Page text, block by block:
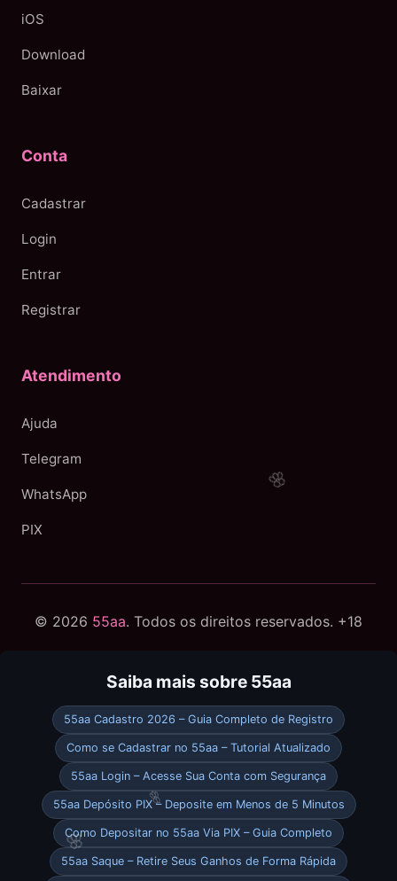
iOS
Download
Baixar
Conta
Cadastrar
Login
Entrar
Registrar
Atendimento
Ajuda
Telegram
WhatsApp
PIX
© 2026 55aa. Todos os direitos reservados. +18
Saiba mais sobre 55aa
55aa Cadastro 2026 – Guia Completo de Registro
Como se Cadastrar no 55aa – Tutorial Atualizado
55aa Login – Acesse Sua Conta com Segurança
55aa Depósito PIX – Deposite em Menos de 5 Minutos
Como Depositar no 55aa Via PIX – Guia Completo
55aa Saque – Retire Seus Ganhos de Forma Rápida